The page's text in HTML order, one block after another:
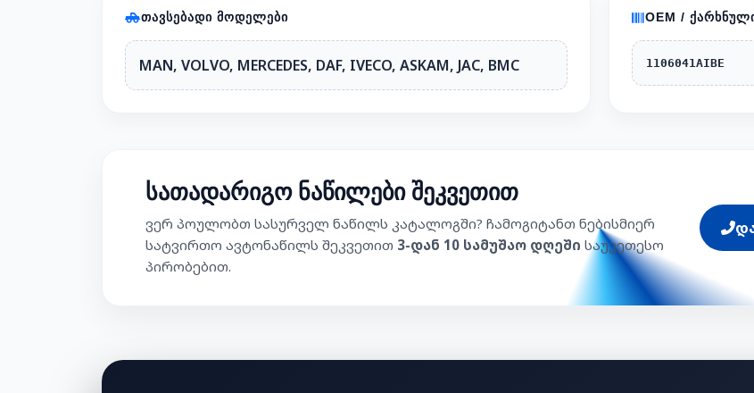
ᲗᲐᲕᲡᲔᲑᲐᲓᲘ ᲛᲝᲓᲔᲚᲔᲑᲘ
MAN, VOLVO, MERCEDES, DAF, IVECO, ASKAM, JAC, BMC
OEM /
1106041AIBE
სათადარიგო ნაწილები შეკვეთით
ვერ პოულობთ სასურველ ნაწილს კატალოგში? ჩამოგიტანთ ნებისმიერ
სატვირთო ავტონაწილს შეკვეთით 3-დან 10 სამუშაო დღეში საუკეთესო
პირობებით.